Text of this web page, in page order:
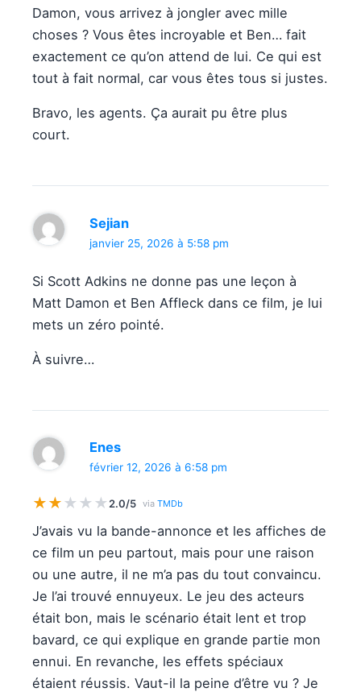
Damon, vous arrivez à jongler avec mille
choses ? Vous êtes incroyable et Ben… fait
exactement ce qu’on attend de lui. Ce qui est
tout à fait normal, car vous êtes tous si justes.
Bravo, les agents. Ça aurait pu être plus
court.
Sejian
janvier 25, 2026 à 5:58 pm
Si Scott Adkins ne donne pas une leçon à
Matt Damon et Ben Affleck dans ce film, je lui
mets un zéro pointé.
À suivre…
Enes
février 12, 2026 à 6:58 pm
★★★ ★ ★ 2.0/5 via TMDb
J’avais vu la bande-annonce et les affiches de
ce film un peu partout, mais pour une raison
ou une autre, il ne m’a pas du tout convaincu.
Je l’ai trouvé ennuyeux. Le jeu des acteurs
était bon, mais le scénario était lent et trop
bavard, ce qui explique en grande partie mon
ennui. En revanche, les effets spéciaux
étaient réussis. Vaut-il la peine d’être vu ? Je